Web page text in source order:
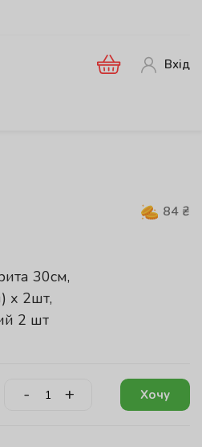
Вхід
84 ₴
30см,
х 2шт,
2 шт
- + Хочу